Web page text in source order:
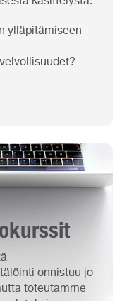
ylläpitämiseen
onnistuu jo
toteutamme